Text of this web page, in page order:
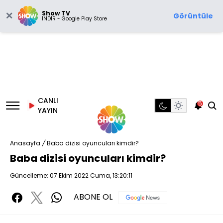
Show TV
İNDİR - Google Play Store Görüntüle
CANLI
YAYIN
5
Anasayfa / Baba dizisi oyuncuları kimdir?
Baba dizisi oyuncuları kimdir?
Güncelleme: 07 Ekim 2022 Cuma, 13:20:11
ABONE OL